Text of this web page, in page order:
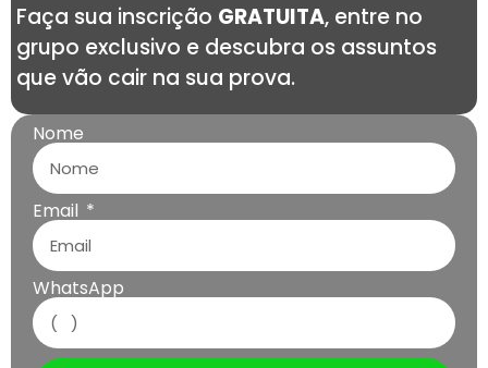
Faça sua inscrição GRATUITA, entre no
grupo exclusivo e descubra os assuntos
que vão cair na sua prova.
Nome
Email
WhatsApp